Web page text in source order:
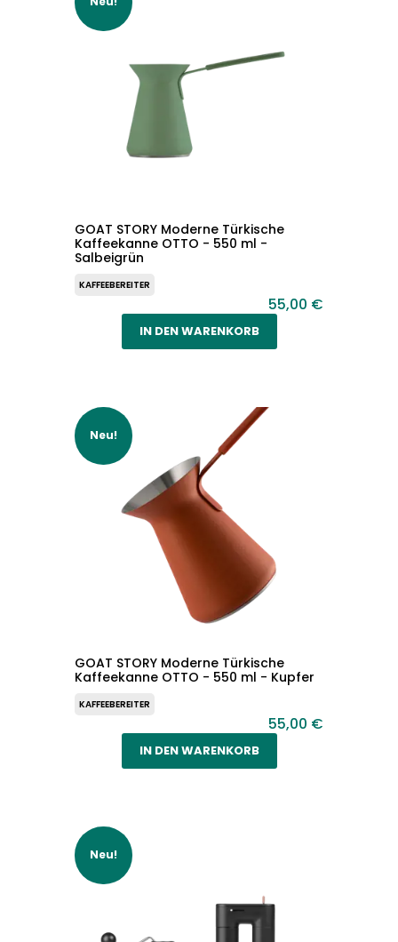
GOAT STORY Moderne Türkische
Kaffeekanne OTTO - 550 ml -
Salbeigrün
KAFFEEBEREITER
55,00 €
IN DEN WARENKORB
Neu!
GOAT STORY Moderne Türkische
Kaffeekanne OTTO - 550 ml - Kupfer
KAFFEEBEREITER
55,00 €
IN DEN WARENKORB
Neu!